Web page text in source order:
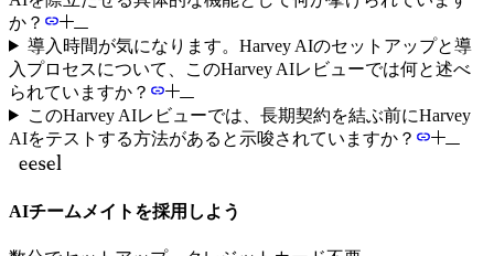
か？
導入時間が気になります。Harvey AIのセットアップと導
入プロセスについて、このHarvey AIレビューでは何と述べ
られていますか？
このHarvey AIレビューでは、長期契約を結ぶ前にHarvey
AIをテストする方法があると示唆されていますか？
AIチームメイトを採用しよう